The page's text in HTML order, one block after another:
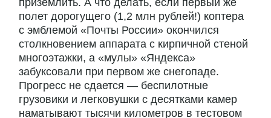
приземлить. А что делать, если первый же
полет дорогущего (1,2 млн рублей!) коптера
с эмблемой «Почты России» окончился
столкновением аппарата с кирпичной стеной
многоэтажки, а «мулы» «Яндекса»
забуксовали при первом же снегопаде.
Прогресс не сдается — беспилотные
грузовики и легковушки с десятками камер
наматывают тысячи километров в тестовом